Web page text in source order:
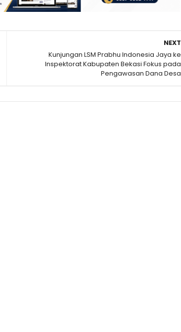
NEXT
Kunjungan LSM Prabhu Indonesia Jaya ke
Inspektorat Kabupaten Bekasi Fokus pada
Pengawasan Dana Desa